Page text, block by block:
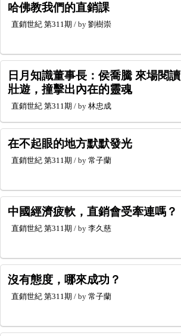
哈佛教我們的直銷課
直銷世紀 第311期 / by 劉樹崇
日月知識董事長：侯喬騰 來場閱讀
壯遊，撞擊出內在的靈魂
直銷世紀 第311期 / by 林忠成
在不起眼的地方默默發光
直銷世紀 第311期 / by 常子蘭
中國經濟疲軟，直銷會受牽連嗎？
直銷世紀 第311期 / by 李久慈
沒有態度，哪來成功？
直銷世紀 第311期 / by 常子蘭